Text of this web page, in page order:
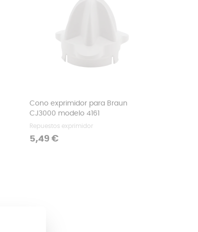
Cono exprimidor para Braun
CJ3000 modelo 4161
Repuestos exprimidor
Precio
5,49 €